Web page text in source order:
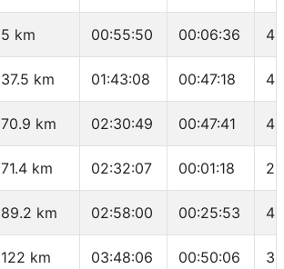
5 km 00:55:50 00:06:36
37.5 km 01:43:08 00:47:18
70.9 km 02:30:49 00:47:41
71.4 km 02:32:07 00:01:18
89.2 km 02:58:00 00:25:53
122 km 03:48:06 00:50:06